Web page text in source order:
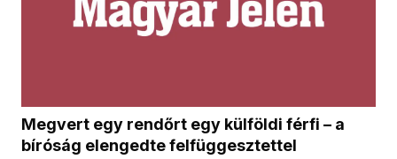
Megvert egy rendőrt egy külföldi férfi – a
bíróság elengedte felfüggesztettel